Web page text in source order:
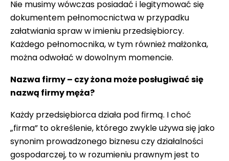
Nie musimy wówczas posiadać i legitymować się
dokumentem pełnomocnictwa w przypadku
załatwiania spraw w imieniu przedsiębiorcy.
Każdego pełnomocnika, w tym również małżonka,
można odwołać w dowolnym momencie.
Nazwa firmy – czy żona może posługiwać się
nazwą firmy męża?
Każdy przedsiębiorca działa pod firmą. I choć
„firma” to określenie, którego zwykle używa się jako
synonim prowadzonego biznesu czy działalności
gospodarczej, to w rozumieniu prawnym jest to